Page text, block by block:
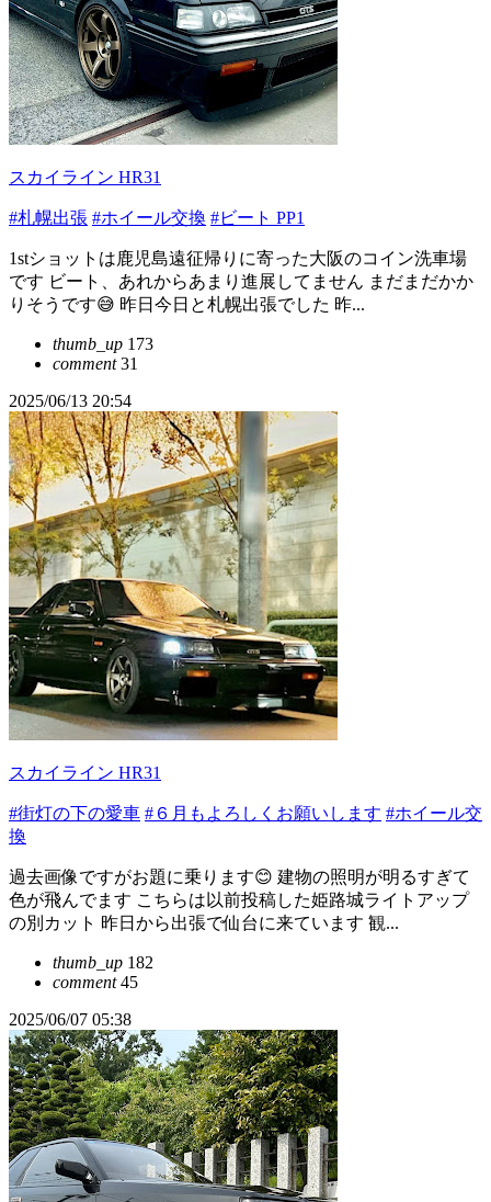
スカイライン HR31
#札幌出張 #ホイール交換 #ビート PP1
1stショットは鹿児島遠征帰りに寄った大阪のコイン洗車場
です ビート、あれからあまり進展してません まだまだかか
りそうです😅 昨日今日と札幌出張でした 昨...
thumb_up 173
comment31
2025/06/13 20:54
スカイライン HR31
#街灯の下の愛車 #６月もよろしくお願いします #ホイール交
換
過去画像ですがお題に乗ります😊 建物の照明が明るすぎて
色が飛んでます こちらは以前投稿した姫路城ライトアップ
の別カット 昨日から出張で仙台に来ています 観...
thumb_up 182
comment45
2025/06/07 05:38